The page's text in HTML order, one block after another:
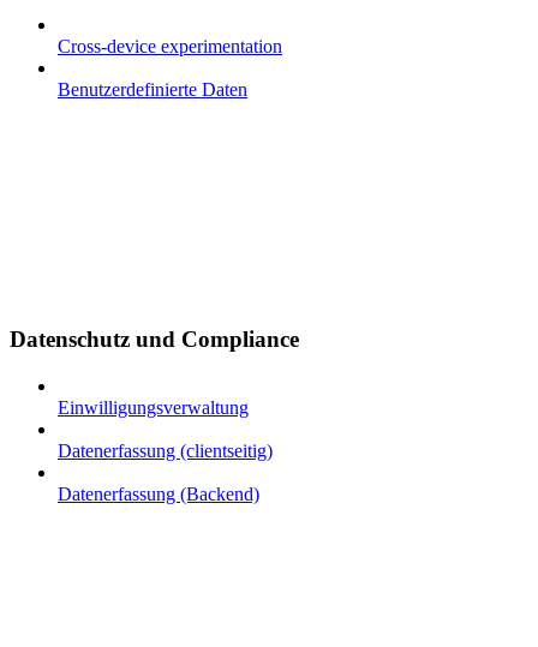
Cross-device experimentation
Benutzerdefinierte Daten
Datenschutz und Compliance
Einwilligungsverwaltung
Datenerfassung (clientseitig)
Datenerfassung (Backend)